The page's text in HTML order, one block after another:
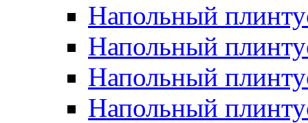
Напольный
Напольный
Напольный
Напольный